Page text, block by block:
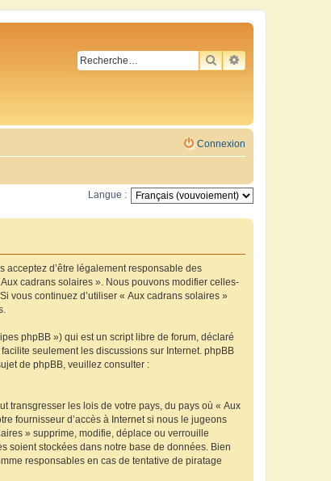
RECHERCHER
RECHERCHE
Connexion
Langue :
acceptez d’être légalement responsable des
cadrans solaires ». Nous pouvons modifier celles-
vous continuez d’utiliser « Aux cadrans solaires »
phpBB ») qui est un script libre de forum, déclaré
facilite seulement les discussions sur Internet. phpBB
de phpBB, veuillez consulter :
transgresser les lois de votre pays, du pays où « Aux
fournisseur d’accès à Internet si nous le jugeons
» supprime, modifie, déplace ou verrouille
soient stockées dans notre base de données. Bien
responsables en cas de tentative de piratage